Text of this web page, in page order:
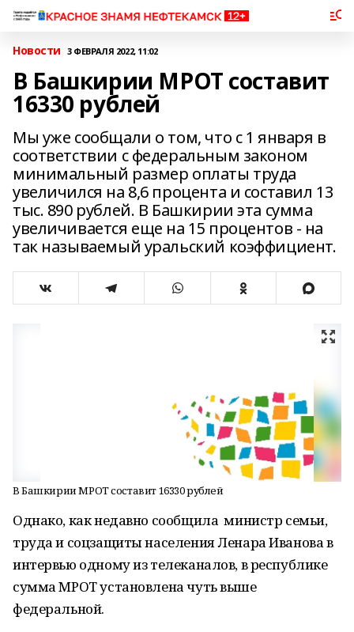
Новости 3 ФЕВРАЛЯ 2022, 11:02
В Башкирии МРОТ составит
16330 рублей
Мы уже сообщали о том, что с 1 января в
соответствии с федеральным законом
минимальный размер оплаты труда
увеличился на 8,6 процента и составил 13
тыс. 890 рублей. В Башкирии эта сумма
увеличивается еще на 15 процентов - на
так называемый уральский коэффициент.
В Башкирии МРОТ составит 16330 рублей
Однако, как недавно сообщила министр семьи,
труда и соцзащиты населения Ленара Иванова в
интервью одному из телеканалов, в республике
сумма МРОТ установлена чуть выше
федеральной.